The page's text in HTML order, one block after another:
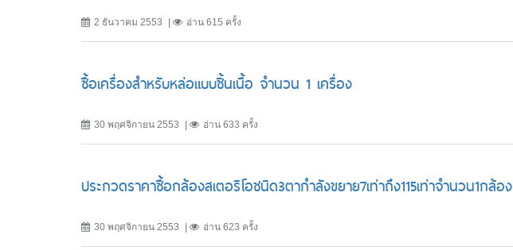
2 ธันวาคม 2553 อ่าน 615 ครั้ง
ซื้อเครื่องสำหรับหล่อแบบชิ้นเนื้อ จำนวน 1 เครื่อง
30 พฤศจิกายน 2553 อ่าน 633 ครั้ง
ประกวดราคาซื้อกล้องสเตอริโอชนิด3ตากำลังขยาย7เท่าถึง115เท่าจำนวน1กล้อง
30 พฤศจิกายน 2553 อ่าน 623 ครั้ง